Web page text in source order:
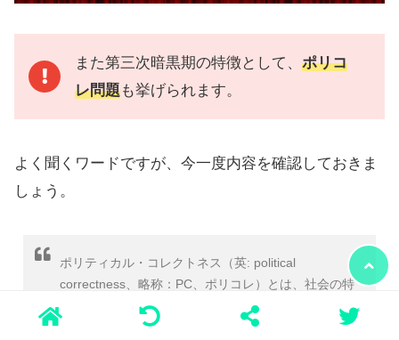
また第三次暗黒期の特徴として、 ポリコ
レ問題も挙げられます。
よく聞くワードですが、今一度内容を確認しておきま
しょう。
ポリティカル・コレクトネス（英: political
correctness、略称：PC、ポリコレ）とは、社会の特
定のグループのメンバーに不快感や不利益を与えな
いように意図された政策または対策などを表す言葉